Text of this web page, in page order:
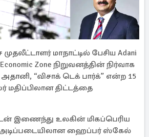
மாநாட்டில் பேசிய Adani
Economic Zone நிறுவனத்தின் நிர்வாக
“விசாக் டெக் பார்க்” என்ற 15
மதிப்பிலான திட்டத்தை
இணைந்து உலகின் மிகப்பெரிய
அடிப்படையிலான ஹைப்பர் ஸ்கேல்